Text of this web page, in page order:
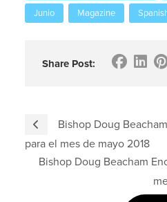
Junio
Magazine
Share Post:
Bishop Doug
para el mes de mayo 2018
Bishop Doug Beacham